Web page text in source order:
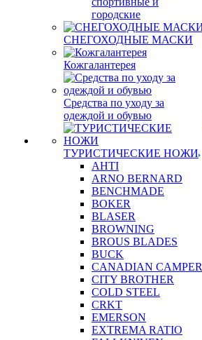
городские
СНЕГОХОДНЫЕ МАСКИ
Кожгалантерея
Средства по уходу за
одеждой и обувью
ТУРИСТИЧЕСКИЕ НОЖИ
AHTI
ARNO BERNARD
BENCHMADE
BOKER
BLASER
BROWNING
BROUS BLADES
BUCK
CANADIAN CAMPER
CITY BROTHER
COLD STEEL
CRKT
EMERSON
EXTREMA RATIO